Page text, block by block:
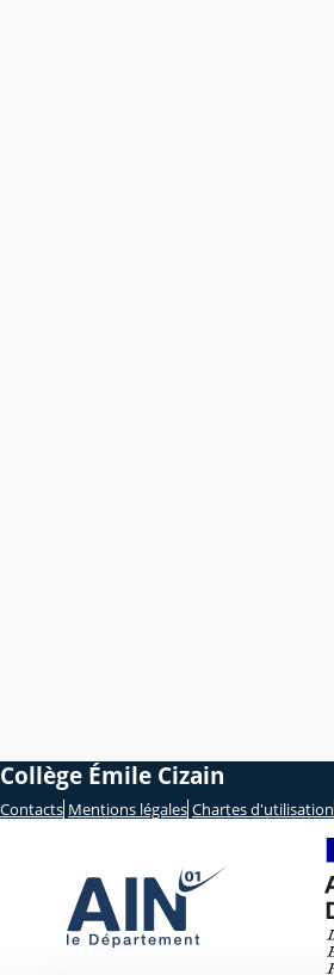
Collège Émile Cizain
Contacts Mentions légales Chartes d'utilisation